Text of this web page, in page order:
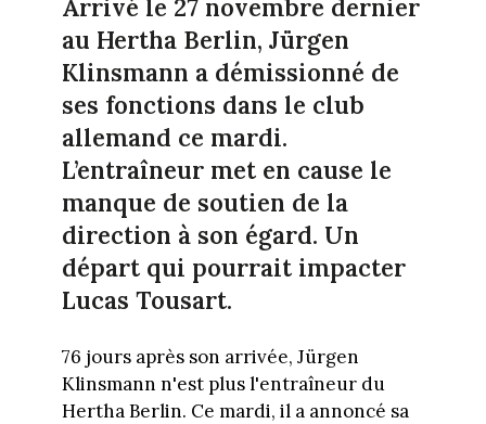
Arrivé le 27 novembre dernier
au Hertha Berlin, Jürgen
Klinsmann a démissionné de
ses fonctions dans le club
allemand ce mardi.
L’entraîneur met en cause le
manque de soutien de la
direction à son égard. Un
départ qui pourrait impacter
Lucas Tousart.
76 jours après son arrivée, Jürgen
Klinsmann n'est plus l'entraîneur du
Hertha Berlin. Ce mardi, il a annoncé sa